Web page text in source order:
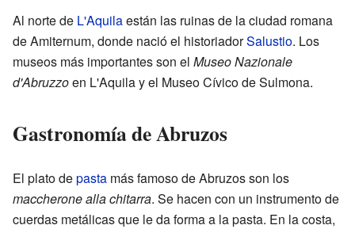
Al norte de L'Aquilaestán las ruinas de la ciudad romana
de Amiternum, donde nació el historiadorSalustio. Los
museos más importantes son el Museo Nazionale
d'Abruzzoen L'Aquila y el Museo Cívico de Sulmona.
Gastronomía de Abruzos
El plato depasta más famoso de Abruzos son los
maccherone alla chitarra. Se hacen con un instrumento de
cuerdas metálicas que le da forma a la pasta. En la costa,